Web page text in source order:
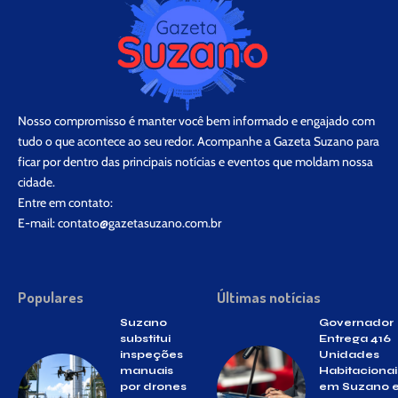
Nosso compromisso é manter você bem informado e engajado com
tudo o que acontece ao seu redor. Acompanhe a Gazeta Suzano para
ficar por dentro das principais notícias e eventos que moldam nossa
cidade.
Entre em contato:
E-mail:contato@gazetasuzano.com.br
Populares
Suzano
substitui
inspeções
manuais
por drones
Últimas notícias
Governador
Entrega 416
Unidades
em Suzano